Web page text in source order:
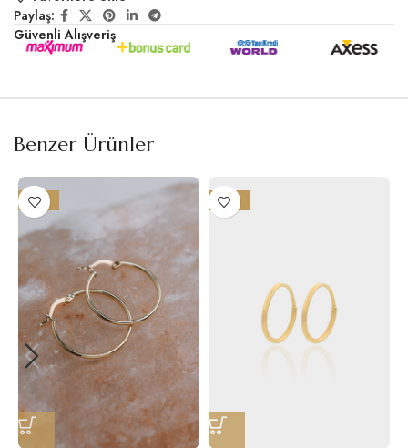
Paylaş:
Güvenli Alışveriş
Benzer Ürünler
-12% -12%